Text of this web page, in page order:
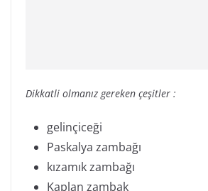
Dikkatli olmanız gereken çeşitler :
gelinçiceği
Paskalya zambağı
kızamık zambağı
Kaplan zambak